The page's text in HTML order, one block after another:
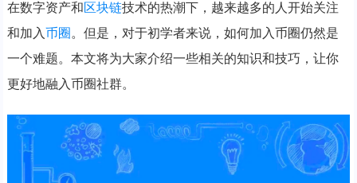
在数字资产和区块链技术的热潮下，越来越多的人开始关注
和加入币圈 。但是，对于初学者来说，如何加入币圈仍然是
一个难题。本文将为大家介绍一些相关的知识和技巧，让你
更好地融入币圈社群。